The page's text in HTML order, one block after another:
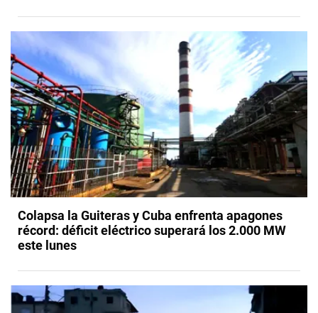
Colapsa la Guiteras y Cuba enfrenta apagones
récord: déficit eléctrico superará los 2.000 MW
este lunes